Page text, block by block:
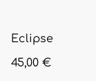
Eclipse
45,00 €